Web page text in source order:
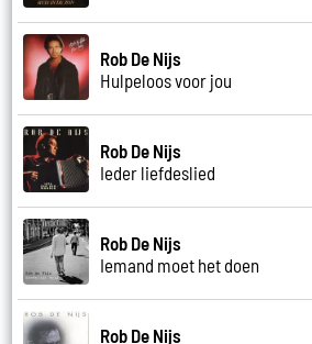
Rob De Nijs
Hulpeloos voor jou
Rob De Nijs
Ieder liefdeslied
Rob De Nijs
Iemand moet het doen
Rob De Nijs